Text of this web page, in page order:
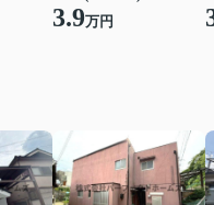
3.9万円